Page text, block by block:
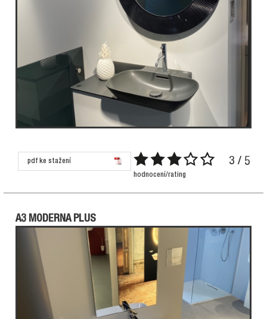
pdf ke stažení 3 / 5
hodnocení/rating
A3 MODERNA PLUS